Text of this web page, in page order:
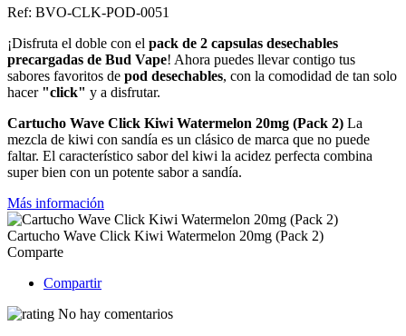
Ref: BVO-CLK-POD-0051
¡Disfruta el doble con el pack de 2 capsulas desechables
precargadas de Bud Vape! Ahora puedes llevar contigo tus
sabores favoritos de pod desechables, con la comodidad de tan solo
hacer "click" y a disfrutar.
Cartucho Wave Click Kiwi Watermelon 20mg (Pack 2) La
mezcla de kiwi con sandía es un clásico de marca que no puede
faltar. El característico sabor del kiwi la acidez perfecta combina
super bien con un potente sabor a sandía.
Más información
Cartucho Wave Click Kiwi Watermelon 20mg (Pack 2)
Comparte
Compartir
No hay comentarios